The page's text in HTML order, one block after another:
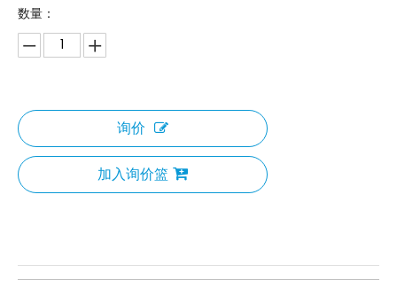
数量：
询价
加入询价篮